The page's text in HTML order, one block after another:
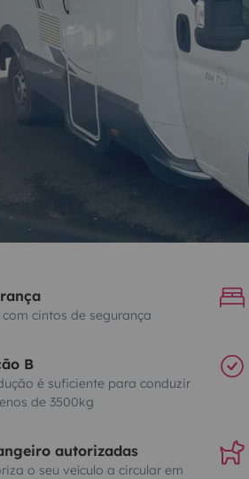
cintos de segurança
B
é suficiente para conduzir
de 3500kg
autorizadas
o seu veículo a circular em